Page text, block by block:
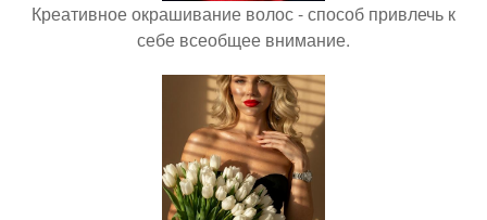
Креативное окрашивание волос - способ привлечь к
себе всеобщее внимание.